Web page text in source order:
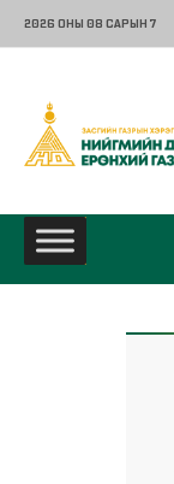
2026 ОНЫ 08 САРЫН 7